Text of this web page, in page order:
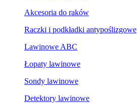
Akcesoria do raków
Raczki i podkładki antypoślizgowe
Lawinowe ABC
Łopaty lawinowe
Sondy lawinowe
Detektory lawinowe